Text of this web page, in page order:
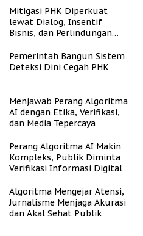
Mitigasi PHK Diperkuat
lewat Dialog, Insentif
Bisnis, dan Perlindungan
Pemerintah Bangun Sistem
Deteksi Dini Cegah PHK
Menjawab Perang Algoritma
AI dengan Etika, Verifikasi,
dan Media Tepercaya
Perang Algoritma AI Makin
Kompleks, Publik Diminta
Verifikasi Informasi Digital
Algoritma Mengejar Atensi,
Jurnalisme Menjaga Akurasi
dan Akal Sehat Publik